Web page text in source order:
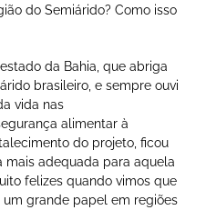
do Semiárido? Como isso
da Bahia, que abriga
brasileiro, e sempre ouvi
vida nas
alimentar à
do projeto, ficou
mais adequada para aquela
felizes quando vimos que
grande papel em regiões